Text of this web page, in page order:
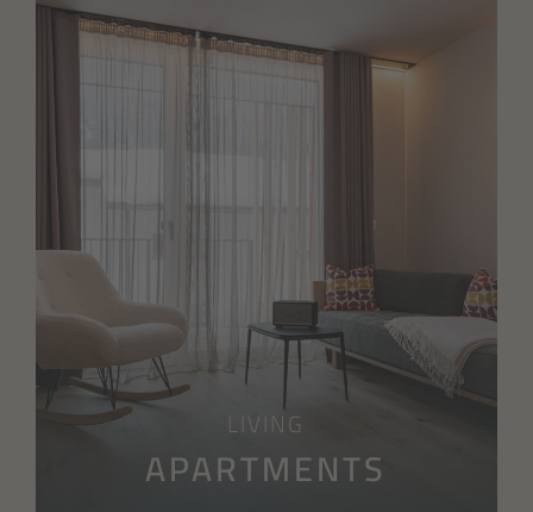
LIVING
APARTMENTS